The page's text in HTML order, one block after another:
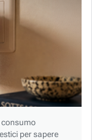
per sapere